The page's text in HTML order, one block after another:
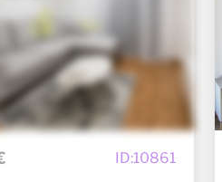
ID:10861